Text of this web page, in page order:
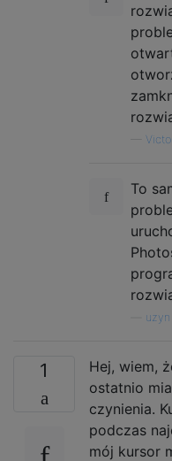
To
uzyn
1
Hej, wiem,
ostatnio
czynienia.
podczas
mój kursor